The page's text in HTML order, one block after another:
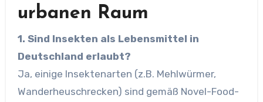
urbanen Raum
1. Sind Insekten als Lebensmittel in
Deutschland erlaubt?
Ja, einige Insektenarten (z.B. Mehlwürmer,
Wanderheuschrecken) sind gemäß Novel-Food-